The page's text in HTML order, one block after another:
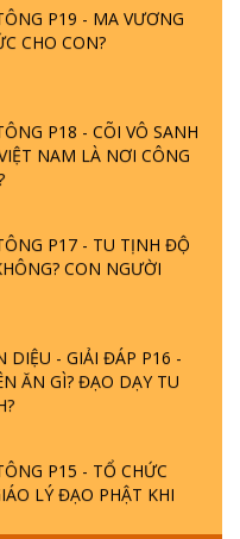
CHO CON?
NAM LÀ NƠI CÔNG
CON NGƯỜI
ĂN GÌ? ĐẠO DẠY TU
P15 - TỔ CHỨC
LÝ ĐẠO PHẬT KHI